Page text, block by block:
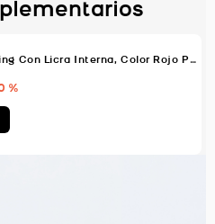
Short Running Con Licra Interna, Color Rojo Para Mujer
%